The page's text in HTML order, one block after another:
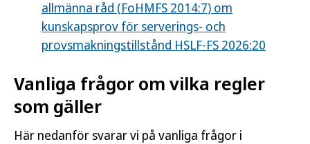
allmänna råd (FoHMFS 2014:7) om
kunskapsprov för serverings- och
provsmakningstillstånd HSLF-FS 2026:20
Vanliga frågor om vilka regler
som gäller
Här nedanför svarar vi på vanliga frågor i